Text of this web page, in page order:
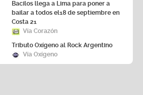
bailar a todos el18 de septiembre en
Costa 21
Vía Corazón
Tributo Oxígeno al Rock Argentino
Vía Oxígeno